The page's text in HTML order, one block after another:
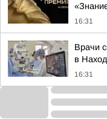
16:31
Врачи
в
16:31